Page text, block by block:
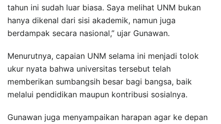
tahun ini sudah luar biasa. Saya melihat UNM bukan
hanya dikenal dari sisi akademik, namun juga
berdampak secara nasional,” ujar Gunawan.
Menurutnya, capaian UNM selama ini menjadi tolok
ukur nyata bahwa universitas tersebut telah
memberikan sumbangsih besar bagi bangsa, baik
melalui pendidikan maupun kontribusi sosialnya.
Gunawan juga menyampaikan harapan agar ke depan